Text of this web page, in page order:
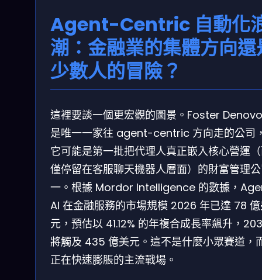
Agent-Centric 自動化
潮：金融業的集體方向還
少數人的冒險？
這裡要談一個更宏觀的圖景。Foster
是唯一一家往 agent-centric 方向走的公司
它可能是第一批把代理人真正嵌入核心營運
僅停留在客服聊天機器人層面）的財富管理
一。根據 Mordor Intelligence 的數據，
AI 在金融服務的市場規模 2026 年已達 78
元，預估以 41.12% 的年複合成長率飆升，
將觸及 435 億美元。這不是什麼小眾賽道，
正在快速膨脹的主流戰場。